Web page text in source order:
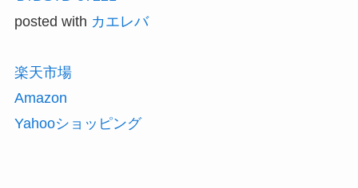
UFOロボ グレンダイザー VOL．1/ＤＶ